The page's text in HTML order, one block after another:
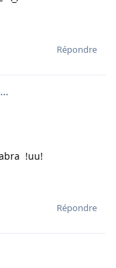
Répondre
!uu!
Répondre